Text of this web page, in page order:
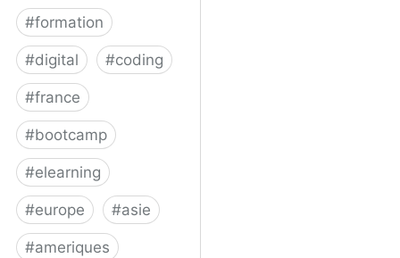
#formation
#digital #coding
#france
#bootcamp
#elearning
#europe #asie
#ameriques